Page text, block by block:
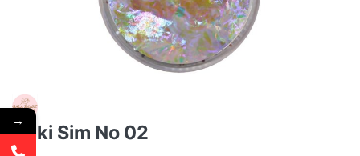
Yuki Sim No 02
→